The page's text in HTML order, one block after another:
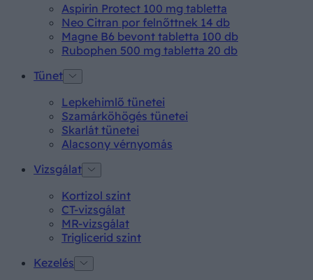
Aspirin Protect 100 mg tabletta
Neo Citran por felnőttnek 14 db
Magne B6 bevont tabletta 100 db
Rubophen 500 mg tabletta 20 db
Tünet
Lepkehimlő tünetei
Szamárköhögés tünetei
Skarlát tünetei
Alacsony vérnyomás
Vizsgálat
Kortizol szint
CT-vizsgálat
MR-vizsgálat
Triglicerid szint
Kezelés